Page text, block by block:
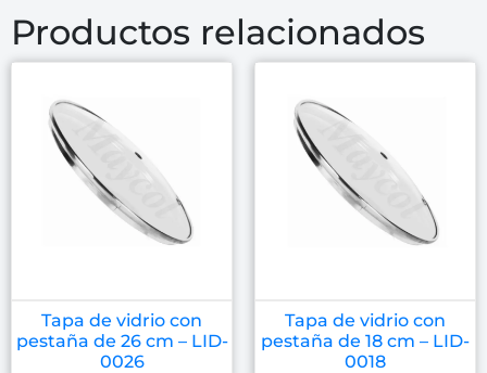
Productos relacionados
Tapa de vidrio con
pestaña de 26 cm – LID-
0026
Tapa de vidrio con
pestaña de 18 cm – LID-
0018